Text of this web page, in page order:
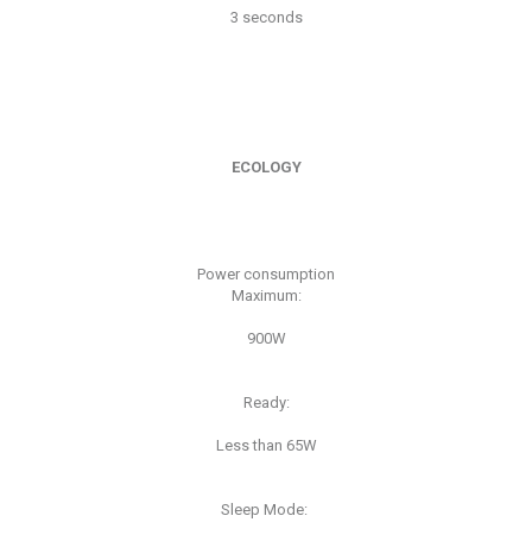
3 seconds
ECOLOGY
Power consumption
Maximum:
900W
Ready:
Less than 65W
Sleep Mode: